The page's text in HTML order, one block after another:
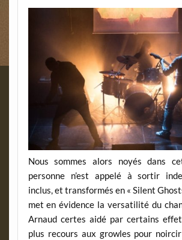
Nous sommes alors noyés dans
personne n’est appelé à sortir
inclus, et transformés en « Silent
met en évidence la versatilité du
Arnaud certes aidé par certains
plus recours aux growles pour